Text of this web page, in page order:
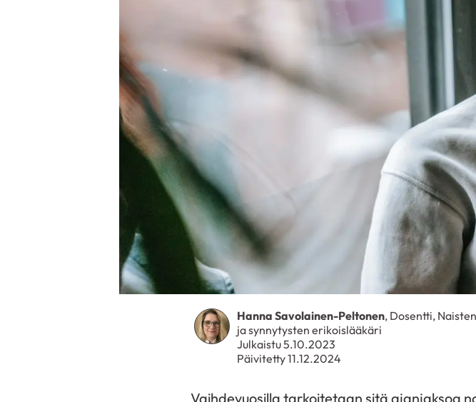
Hanna Savolainen-Peltonen, Dosentti,
ja synnytysten erikoislääkäri
Julkaistu 5.10.2023
Päivitetty 11.12.2024
Vaihdevuosilla tarkoitetaan sitä ajanjaksoa